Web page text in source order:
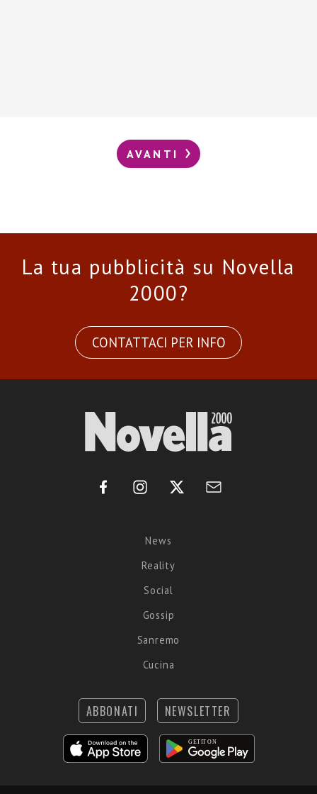
AVANTI
La tua pubblicità su Novella
2000?
CONTATTACI PER INFO
News
Reality
Social
Gossip
Sanremo
Cucina
ABBONATI NEWSLETTER